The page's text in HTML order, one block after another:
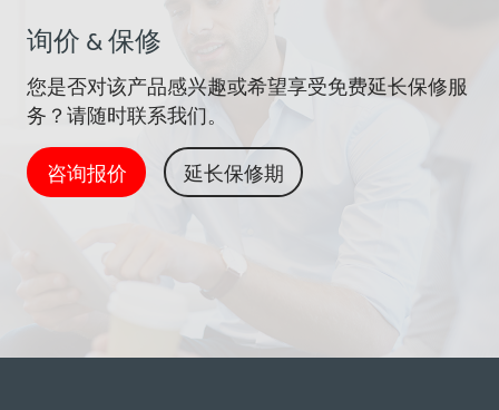
询价 & 保修
您是否对该产品感兴趣或希望享受免费延长保修服
务？请随时联系我们。
咨询报价 延长保修期